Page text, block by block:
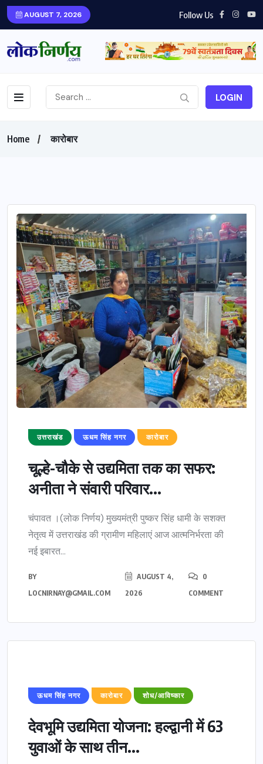
AUGUST 7, 2026 Follow Us
LOGIN
Home कारोबार
उत्तराखंड ऊधम सिंह नगर कारोबार
चूल्हे-चौके से उद्यमिता तक का सफर:
अनीता ने संवारी परिवार...
चंपावत ।(लोक निर्णय) मुख्यमंत्री पुष्कर सिंह धामी के सशक्त
नेतृत्व में उत्तराखंड की ग्रामीण महिलाएं आज आत्मनिर्भरता की
नई इबारत...
BY
LOCNIRNAY@GMAIL.COM
AUGUST 4,
2026
0
COMMENT
ऊधम सिंह नगर कारोबार शोध/आविष्कार
देवभूमि उद्यमिता योजना: हल्द्वानी में 63
युवाओं के साथ तीन...